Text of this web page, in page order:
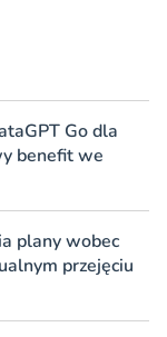
Go dla
benefit we
plany wobec
przejęciu